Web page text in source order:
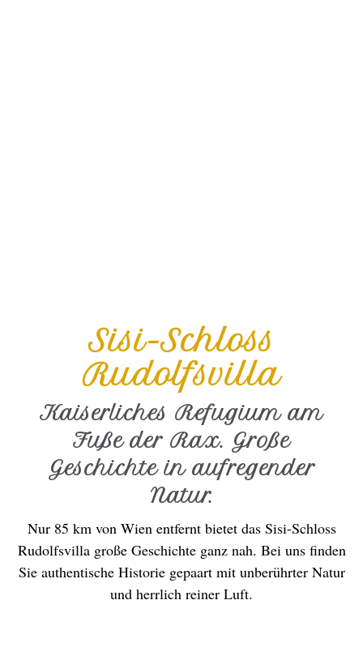
Sisi-Schloss
Rudolfsvilla
Kaiserliches Refugium am
Fuße der Rax. Große
Geschichte in aufregender
Natur.
Nur 85 km von Wien entfernt bietet das Sisi-Schloss
Rudolfsvilla große Geschichte ganz nah. Bei uns finden
Sie authentische Historie gepaart mit unberührter Natur
und herrlich reiner Luft.